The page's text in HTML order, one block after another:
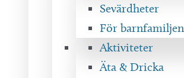
Sevärdheter
För barnfamiljen
Aktiviteter
Äta & Dricka